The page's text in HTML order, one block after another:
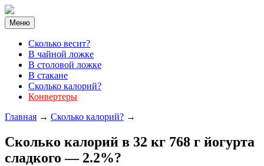
Меню
Cколько весит?
В чайной ложке
В столовой ложке
В стакане
Сколько калорий?
Конвертеры
Главная → Cколько калорий? →
Cколько калорий в 32 кг 768 г йогурта
сладкого — 2.2%?